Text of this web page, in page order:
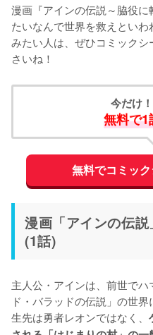
漫画『アインの伝説～脇役
たいなんで世界を救えとい
みたい人は、ぜひコミック
さいね！
今だけ
無料で1
無料でコミッ
漫画「アインの伝
(1話)
主人公・アインは、前世でハ
ド・バラッドの伝説」の世
生先は勇者レオンではなく、